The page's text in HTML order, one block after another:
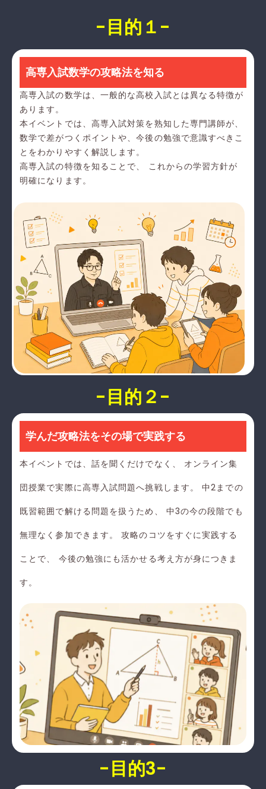
-目的１-
高専入試数学の攻略法を知る
高専入試の数学は、一般的な高校入試とは異なる特徴が
あります。
本イベントでは、高専入試対策を熟知した専門講師が、
数学で差がつくポイントや、今後の勉強で意識すべきこ
とをわかりやすく解説します。
高専入試の特徴を知ることで、 これからの学習方針が
明確になります。
-目的２-
学んだ攻略法をその場で実践する
本イベントでは、話を聞くだけでなく、 オンライン集
団授業で実際に高専入試問題へ挑戦します。 中2までの
既習範囲で解ける問題を扱うため、 中3の今の段階でも
無理なく参加できます。 攻略のコツをすぐに実践する
ことで、 今後の勉強にも活かせる考え方が身につきま
す。
-目的3-